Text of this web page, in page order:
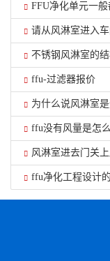
FFU净化单元一
请从风淋室进入
不锈钢风淋室的结
ffu-过滤器报价
为什么说风淋室
ffu没有风量是怎
风淋室进去门关
ffu净化工程设计